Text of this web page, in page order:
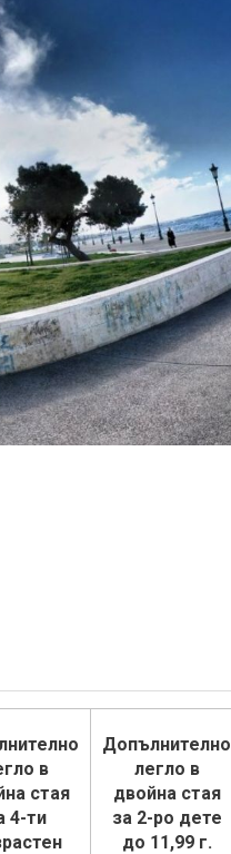
в
стая
4-ти
Допълнително
легло в
двойна стая
за 2-ро дете
до 11,99 г.